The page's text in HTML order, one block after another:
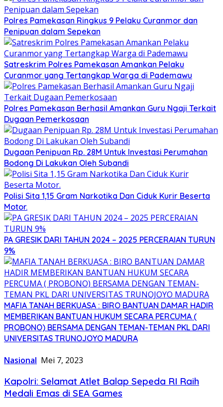
Polres Pamekasan Ringkus 9 Pelaku Curanmor dan
Penipuan dalam Sepekan
Satreskrim Polres Pamekasan Amankan Pelaku
Curanmor yang Tertangkap Warga di Pademawu
Polres Pamekasan Berhasil Amankan Guru Ngaji Terkait
Dugaan Pemerkosaan
Dugaan Penipuan Rp. 28M Untuk Investasi Perumahan
Bodong Di Lakukan Oleh Subandi
Polisi Sita 1,15 Gram Narkotika Dan Ciduk Kurir Beserta
Motor.
PA GRESIK DARI TAHUN 2024 – 2025 PERCERAIAN TURUN
9%
MAFIA TANAH BERKUASA : BIRO BANTUAN DAMAR HADIR
MEMBERIKAN BANTUAN HUKUM SECARA PERCUMA (
PROBONO) BERSAMA DENGAN TEMAN-TEMAN PKL DARI
UNIVERSITAS TRUNOJOYO MADURA
Nasional Mei 7, 2023
Kapolri: Selamat Atlet Balap Sepeda RI Raih
Medali Emas di SEA Games